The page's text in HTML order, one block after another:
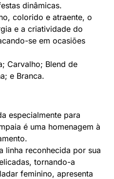
dinâmicas.
colorido e atraente, o
e a criatividade do
se em ocasiões
Carvalho; Blend de
e Branca.
especialmente para
é uma homenagem à
linha reconhecida por sua
tornando-a
feminino, apresenta